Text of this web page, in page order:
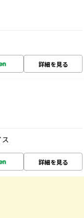
詳細を見る
詳細を見る